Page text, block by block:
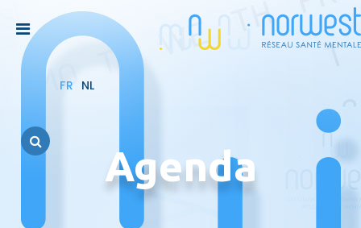
FR NL
Agenda